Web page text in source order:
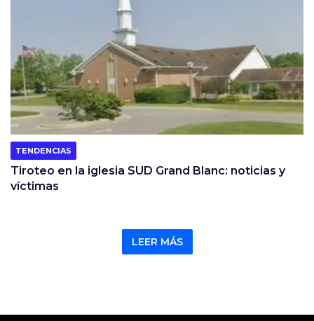
TENDENCIAS
Tiroteo en la iglesia SUD Grand Blanc: noticias y
víctimas
LEER MÁS